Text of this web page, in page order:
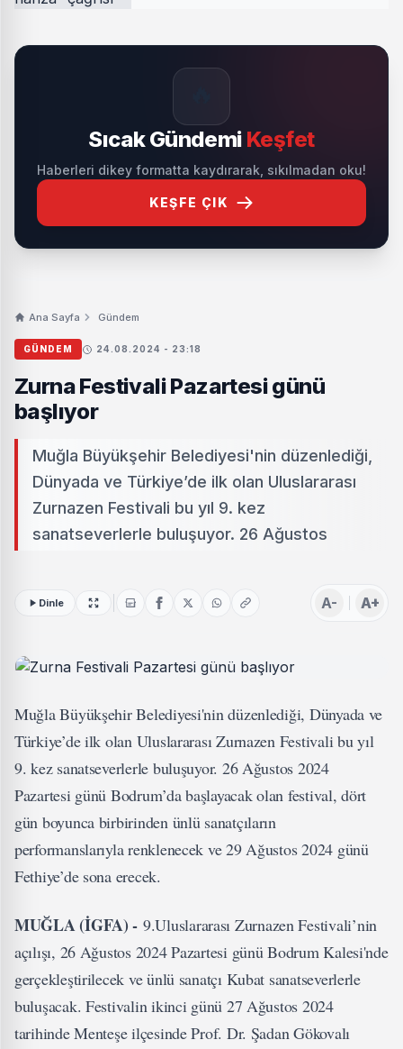
Sıcak Gündemi Keşfet
Haberleri dikey formatta kaydırarak, sıkılmadan oku!
KEŞFE ÇIK
Ana Sayfa Gündem
GÜNDEM 24.08.2024 - 23:18
Zurna Festivali Pazartesi günü
başlıyor
Muğla Büyükşehir Belediyesi'nin düzenlediği,
Dünyada ve Türkiye’de ilk olan Uluslararası
Zurnazen Festivali bu yıl 9. kez
sanatseverlerle buluşuyor. 26 Ağustos
Dinle A- A+
Muğla Büyükşehir Belediyesi'nin düzenlediği, Dünyada ve
Türkiye’de ilk olan Uluslararası Zurnazen Festivali bu yıl
9. kez sanatseverlerle buluşuyor. 26 Ağustos 2024
Pazartesi günü Bodrum’da başlayacak olan festival, dört
gün boyunca birbirinden ünlü sanatçıların
performanslarıyla renklenecek ve 29 Ağustos 2024 günü
Fethiye’de sona erecek.
MUĞLA (İGFA) - 9.Uluslararası Zurnazen Festivali’nin
açılışı, 26 Ağustos 2024 Pazartesi günü Bodrum Kalesi'nde
gerçekleştirilecek ve ünlü sanatçı Kubat sanatseverlerle
buluşacak. Festivalin ikinci günü 27 Ağustos 2024
tarihinde Menteşe ilçesinde Prof. Dr. Şadan Gökovalı